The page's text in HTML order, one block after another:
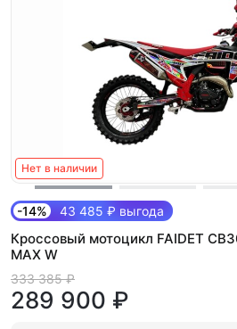
Нет в наличии
-14% 43 485 ₽ выгода
Кроссовый мотоцикл FAIDET
MAX W
333 385 ₽
289 900 ₽